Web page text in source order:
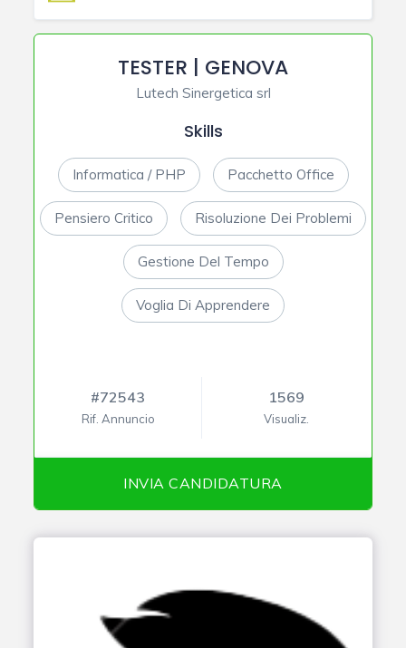
TESTER | GENOVA
Lutech Sinergetica srl
Skills
Informatica / PHP Pacchetto Office
Pensiero Critico Risoluzione Dei Problemi
Gestione Del Tempo
Voglia Di Apprendere
#72543
Rif. Annuncio
1569
Visualiz.
INVIA CANDIDATURA